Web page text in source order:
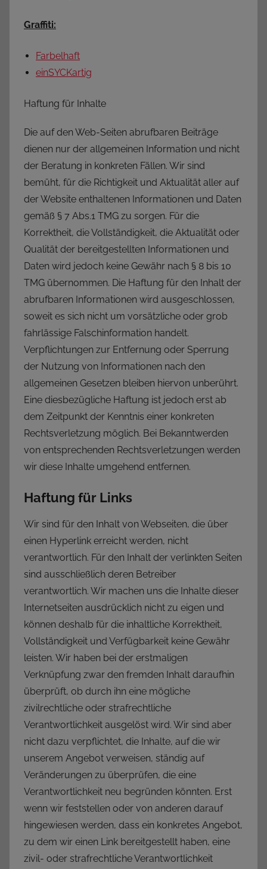
Graffiti:
Farbelhaft
einSYCKartig
Haftung für Inhalte
Die auf den Web-Seiten abrufbaren Beiträge
dienen nur der allgemeinen Information und nicht
der Beratung in konkreten Fällen. Wir sind
bemüht, für die Richtigkeit und Aktualität aller auf
der Website enthaltenen Informationen und Daten
gemäß § 7 Abs.1 TMG zu sorgen. Für die
Korrektheit, die Vollständigkeit, die Aktualität oder
Qualität der bereitgestellten Informationen und
Daten wird jedoch keine Gewähr nach § 8 bis 10
TMG übernommen. Die Haftung für den Inhalt der
abrufbaren Informationen wird ausgeschlossen,
soweit es sich nicht um vorsätzliche oder grob
fahrlässige Falschinformation handelt.
Verpflichtungen zur Entfernung oder Sperrung
der Nutzung von Informationen nach den
allgemeinen Gesetzen bleiben hiervon unberührt.
Eine diesbezügliche Haftung ist jedoch erst ab
dem Zeitpunkt der Kenntnis einer konkreten
Rechtsverletzung möglich. Bei Bekanntwerden
von entsprechenden Rechtsverletzungen werden
wir diese Inhalte umgehend entfernen.
Haftung für Links
Wir sind für den Inhalt von Webseiten, die über
einen Hyperlink erreicht werden, nicht
verantwortlich. Für den Inhalt der verlinkten Seiten
sind ausschließlich deren Betreiber
verantwortlich. Wir machen uns die Inhalte dieser
Internetseiten ausdrücklich nicht zu eigen und
können deshalb für die inhaltliche Korrektheit,
Vollständigkeit und Verfügbarkeit keine Gewähr
leisten. Wir haben bei der erstmaligen
Verknüpfung zwar den fremden Inhalt daraufhin
überprüft, ob durch ihn eine mögliche
zivilrechtliche oder strafrechtliche
Verantwortlichkeit ausgelöst wird. Wir sind aber
nicht dazu verpflichtet, die Inhalte, auf die wir
unserem Angebot verweisen, ständig auf
Veränderungen zu überprüfen, die eine
Verantwortlichkeit neu begründen könnten. Erst
wenn wir feststellen oder von anderen darauf
hingewiesen werden, dass ein konkretes Angebot,
zu dem wir einen Link bereitgestellt haben, eine
zivil- oder strafrechtliche Verantwortlichkeit